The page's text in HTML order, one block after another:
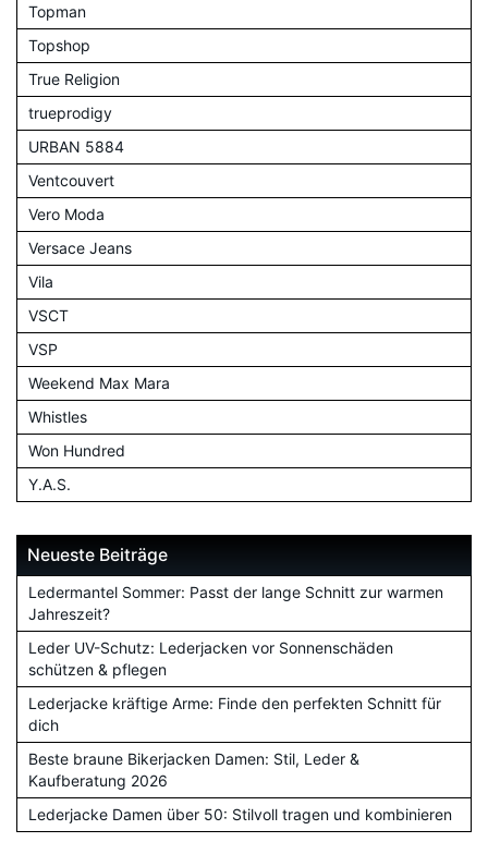
Topman
Topshop
True Religion
trueprodigy
URBAN 5884
Ventcouvert
Vero Moda
Versace Jeans
Vila
VSCT
VSP
Weekend Max Mara
Whistles
Won Hundred
Y.A.S.
Neueste Beiträge
Ledermantel Sommer: Passt der lange Schnitt zur warmen
Jahreszeit?
Leder UV-Schutz: Lederjacken vor Sonnenschäden
schützen & pflegen
Lederjacke kräftige Arme: Finde den perfekten Schnitt für
dich
Beste braune Bikerjacken Damen: Stil, Leder &
Kaufberatung 2026
Lederjacke Damen über 50: Stilvoll tragen und kombinieren